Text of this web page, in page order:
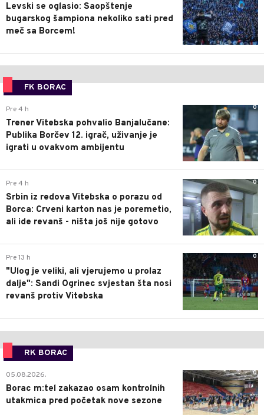
Levski se oglasio: Saopštenje
bugarskog šampiona nekoliko sati pred
meč sa Borcem!
FK BORAC
0
Pre 4 h
Trener Vitebska pohvalio Banjalučane:
Publika Borčev 12. igrač, uživanje je
igrati u ovakvom ambijentu
0
Pre 4 h
Srbin iz redova Vitebska o porazu od
Borca: Crveni karton nas je poremetio,
ali ide revanš - ništa još nije gotovo
0
Pre 13 h
"Ulog je veliki, ali vjerujemo u prolaz
dalje": Sandi Ogrinec svjestan šta nosi
revanš protiv Vitebska
RK BORAC
0
05.08.2026.
Borac m:tel zakazao osam kontrolnih
utakmica pred početak nove sezone